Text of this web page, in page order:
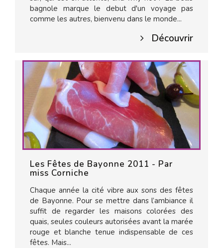
bagnole marque le debut d'un voyage pas
comme les autres, bienvenu dans le monde...
Découvrir
Les Fêtes de Bayonne 2011 - Par
miss Corniche
Chaque année la cité vibre aux sons des fêtes
de Bayonne. Pour se mettre dans l’ambiance il
suffit de regarder les maisons colorées des
quais, seules couleurs autorisées avant la marée
rouge et blanche tenue indispensable de ces
fêtes. Mais...